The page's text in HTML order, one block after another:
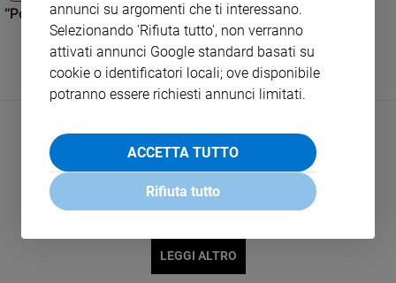
Vai
Riflessioni
Foto
Video
Podcast
“Povertà, ecco cosa chiediamo al Governo”
LEGGI ALTRO
annunci su argomenti che ti interessano.
Selezionando 'Rifiuta tutto', non verranno
attivati annunci Google standard basati su
cookie o identificatori locali; ove disponibile
potranno essere richiesti annunci limitati.
ACCETTA TUTTO
Rifiuta tutto